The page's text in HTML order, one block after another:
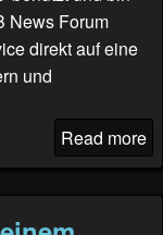
News Forum
direkt auf eine
und
Read more